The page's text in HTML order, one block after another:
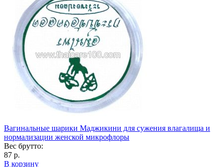
Вагинальные шарики Маджикини для сужения влагалища и
нормализации женской микрофлоры
Вес брутто:
87 р.
В корзину